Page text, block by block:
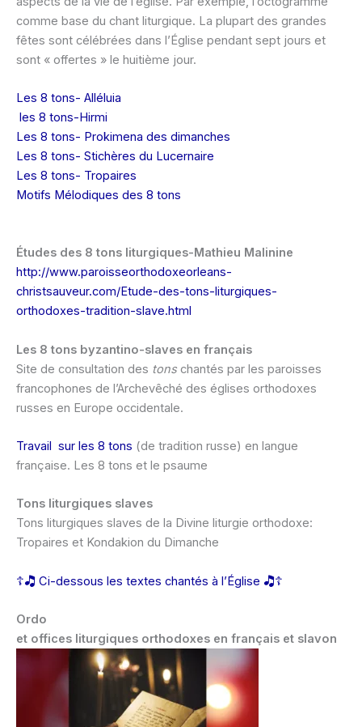
comme base du chant liturgique. La plupart des grandes
fêtes sont célébrées dans l’Église pendant sept jours et
sont « offertes » le huitième jour.
Les 8 tons- Alléluia
les 8 tons-Hirmi
Les 8 tons- Prokimena des dimanches
Les 8 tons- Stichères du Lucernaire
Les 8 tons- Tropaires
Motifs Mélodiques des 8 tons
Études des 8 tons liturgiques-Mathieu Malinine
http://www.paroisseorthodoxeorleans-
christsauveur.com/Etude-des-tons-liturgiques-
orthodoxes-tradition-slave.html
Les 8 tons byzantino-slaves en français
Site de consultation des tonschantés par les paroisses
francophones de l’Archevêché des églises orthodoxes
russes en Europe occidentale.
Travail sur les 8 tons (de tradition russe) en langue
française. Les 8 tons et le psaume
Tons liturgiques slaves
Tons liturgiques slaves de la Divine liturgie orthodoxe:
Tropaires et Kondakion du Dimanche
☦🎝 Ci-dessous les textes chantés à l’Église 🎝☦
Ordo
et offices liturgiques orthodoxes en français et slavon